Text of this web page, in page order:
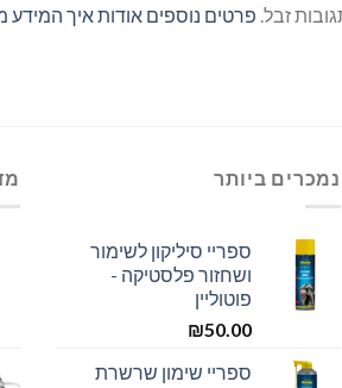
פרטים נוספים אודות איך
נמכרים ביותר
ספריי סיליקון לשימור
ושחזור פלסטיקה -
פוטוליין
₪50.00
ספריי שימון שרשרת